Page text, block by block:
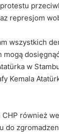
represjom
wszystkich
mogą
w
Kemala
CHP również
do